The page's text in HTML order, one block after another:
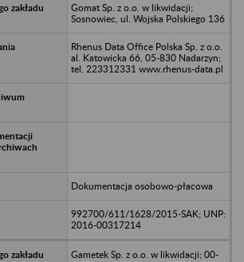
Gomat Sp. z o.o. w likwidacji;
Sosnowiec, ul. Wojska Polskiego 136
Rhenus Data Office Polska Sp. z o.o.
al. Katowicka 66, 05-830 Nadarzyn;
tel. 223312331 www.rhenus-data.pl
Dokumentacja osobowo-płacowa
992700/611/1628/2015-SAK; UNP:
2016-00317214
Gametek Sp. z o.o. w likwidacji; 00-